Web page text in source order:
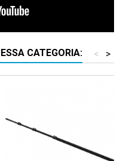
CATEGORIA: >
<